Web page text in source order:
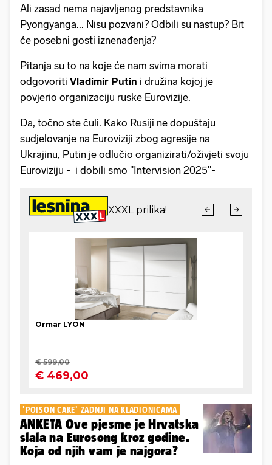
Ali zasad nema najavljenog predstavnika
Pyongyanga... Nisu pozvani? Odbili su nastup? Bit
će posebni gosti iznenađenja?
Pitanja su to na koje će nam svima morati
odgovoriti Vladimir Putin i družina kojoj je
povjerio organizaciju ruske Eurovizije.
Da, točno ste čuli. Kako Rusiji ne dopuštaju
sudjelovanje na Euroviziji zbog agresije na
Ukrajinu, Putin je odlučio organizirati/oživjeti svoju
Euroviziju - i dobili smo "Intervision 2025"-
'POISON CAKE' ZADNJI NA KLADIONICAMA
ANKETA Ove pjesme je Hrvatska
slala na Eurosong kroz godine.
Koja od njih vam je najgora?